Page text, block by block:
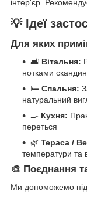
інтер'єр.
💡 Ідеї
Для яких
🛋️ Вітальня:
нотками
🛏️ Спальня:
натуральний
🍳 Кухня:
переться
🌿 Тераса /
температури та
🎨 Поєднання
Ми допоможемо